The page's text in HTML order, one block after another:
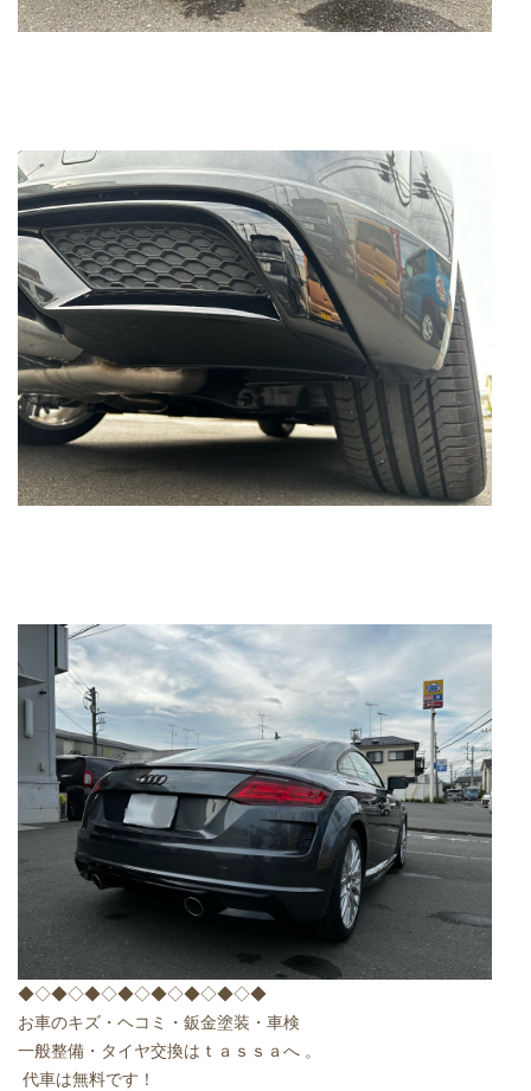
◆◇◆◇◆◇◆◇◆◇◆◇◆◇◆
お車のキズ・ヘコミ・鈑金塗装・車検
一般整備・タイヤ交換はｔａｓｓａへ 。
代車は無料です！